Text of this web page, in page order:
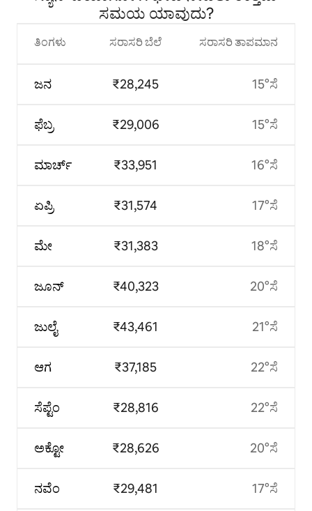
ಸಮಯ ಯಾವುದು?
ತಿಂಗಳು
ಜನ
ಫೆಬ್ರ
ಮಾರ್ಚ್
ಏಪ್ರಿ
ಮೇ
ಜೂನ್
ಜುಲೈ
ಆಗ
ಸೆಪ್ಟೆಂ
ಅಕ್ಟೋ
ನವೆಂ
ಸರಾಸರಿ ಬೆಲೆ
₹28,245
₹29,006
₹33,951
₹31,574
₹31,383
₹40,323
₹43,461
₹37,185
₹28,816
₹28,626
₹29,481
ಸರಾಸರಿ ತಾಪಮಾನ
15°ಸೆ
15°ಸೆ
16°ಸೆ
17°ಸೆ
18°ಸೆ
20°ಸೆ
21°ಸೆ
22°ಸೆ
22°ಸೆ
20°ಸೆ
17°ಸೆ